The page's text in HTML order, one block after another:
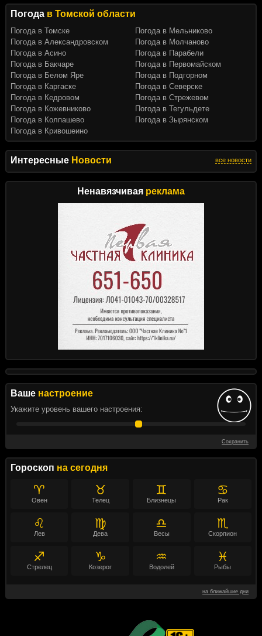
Интересные Новости все новости
Ненавязчивая реклама
Ваше настроение
Укажите уровень вашего настроения:
Сохранить
Гороскоп на сегодня
♈
Овен
♉
Телец
♊
Близнецы
♋
Рак
♌
Лев
♍
Дева
♎
Весы
♏
Скорпион
♐
Стрелец
♑
Козерог
♒
Водолей
♓
Рыбы
на ближайшие дни
Погода в Томской области
Погода в Томске
Погода в Александровском
Погода в Асино
Погода в Бакчаре
Погода в Белом Яре
Погода в Каргаске
Погода в Кедровом
Погода в Кожевниково
Погода в Колпашево
Погода в Кривошеино
Погода в Мельниково
Погода в Молчаново
Погода в Парабели
Погода в Первомайском
Погода в Подгорном
Погода в Северске
Погода в Стрежевом
Погода в Тегульдете
Погода в Зырянском